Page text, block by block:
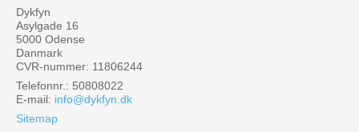
Dykfyn
Asylgade 16
5000 Odense
Danmark
CVR-nummer: 11806244
Telefonnr.: 50808022
E-mail: info@dykfyn.dk
Sitemap